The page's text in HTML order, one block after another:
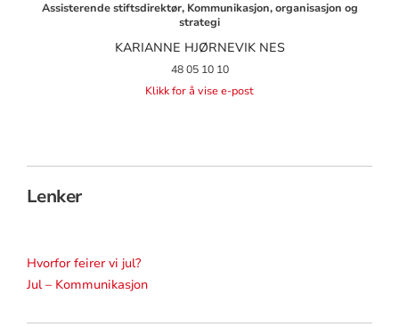
Assisterende stiftsdirektør, Kommunikasjon, organisasjon og
strategi
KARIANNE HJØRNEVIK NES
48 05 10 10
Klikk for å vise e-post
Lenker
Hvorfor feirer vi jul?
Jul – Kommunikasjon